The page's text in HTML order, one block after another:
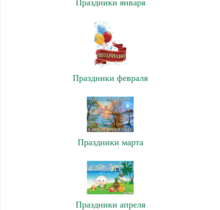
Праздники января
Праздники февраля
Праздники марта
Праздники апреля